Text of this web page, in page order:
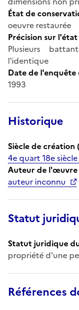
État de
oeuvre restaurée
Précision sur
Plusieurs
l'identique
Date de
1993
Historique
Siècle de création
4e quart 18e siècle
Auteur de
auteur inconnu
Statut
Statut juridique
propriété d'une
Références